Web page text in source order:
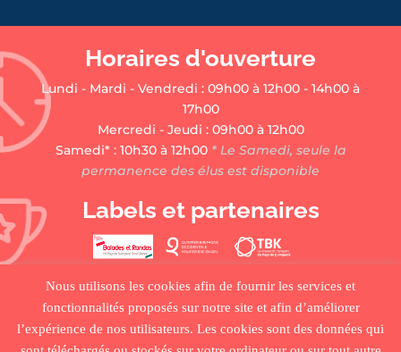
Horaires d'ouverture
Lundi - Mardi - Vendredi : 09h00 à 12h00 - 14h00 à
17h00
Mercredi - Jeudi : 09h00 à 12h00
Samedi* : 10h30 à 12h00* Le Samedi, seule la
permanence des élus est disponible
Labels et partenaires
Nous utilisons les cookies afin de fournir les services et
fonctionnalités proposés sur notre site et afin d’améliorer
l’expérience de nos utilisateurs. Les cookies sont des données qui